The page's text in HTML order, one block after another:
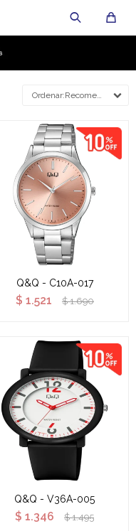
Recomendados
Q&Q - C10A-017
$ 1.521 $ 1.690
Q&Q - V36A-005
$ 1.346 $ 1.495